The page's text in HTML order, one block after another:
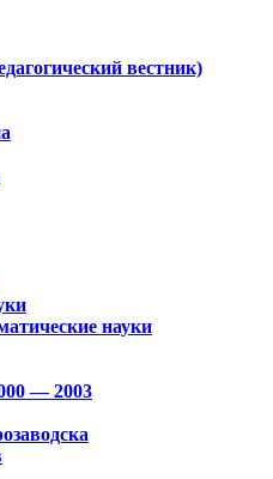
вестник)
науки
— 2003